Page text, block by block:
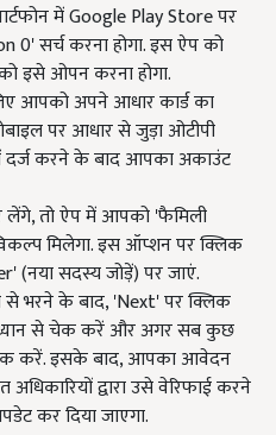
में Google Play Store पर
0' सर्च करना होगा. इस ऐप को
इसे ओपन करना होगा.
आपको अपने आधार कार्ड का
पर आधार से जुड़ा ओटीपी
करने के बाद आपका अकाउंट
तो ऐप में आपको 'फैमिली
मिलेगा. इस ऑप्शन पर क्लिक
(नया सदस्य जोड़ें) पर जाएं.
से भरने के बाद, 'Next' पर क्लिक
से चेक करें और अगर सब कुछ
करें. इसके बाद, आपका आवेदन
द्वारा उसे वेरिफाई करने
कर दिया जाएगा.